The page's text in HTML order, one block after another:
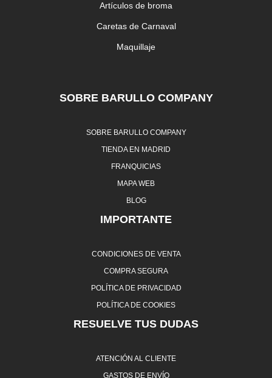
Artículos de broma
Caretas de Carnaval
Maquillaje
SOBRE BARULLO COMPANY
SOBRE BARULLO COMPANY
TIENDA EN MADRID
FRANQUICIAS
MAPA WEB
BLOG
IMPORTANTE
CONDICIONES DE VENTA
COMPRA SEGURA
POLÍTICA DE PRIVACIDAD
POLÍTICA DE COOKIES
RESUELVE TUS DUDAS
ATENCIÓN AL CLIENTE
GASTOS DE ENVÍO